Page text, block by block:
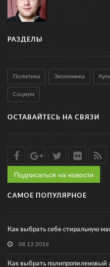
РАЗДЕЛЫ
Политика Экономика
Социум
ОСТАВАЙТЕСЬ НА СВЯЗИ
Подписаться на новости
САМОЕ ПОПУЛЯРНОЕ
Как выбрать себе стиральную
08.12.2016
Как выбрать полипропиленовый